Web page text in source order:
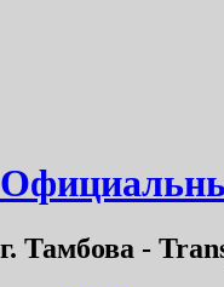
г. Тамбова -